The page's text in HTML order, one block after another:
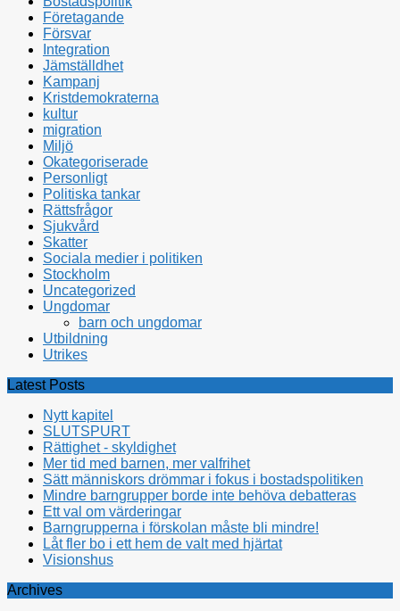
Företagande
Försvar
Integration
Jämställdhet
Kampanj
Kristdemokraterna
kultur
migration
Miljö
Okategoriserade
Personligt
Politiska tankar
Rättsfrågor
Sjukvård
Skatter
Sociala medier i politiken
Stockholm
Uncategorized
Ungdomar
barn och ungdomar
Utbildning
Utrikes
Latest Posts
Nytt kapitel
SLUTSPURT
Rättighet - skyldighet
Mer tid med barnen, mer valfrihet
Sätt människors drömmar i fokus i bostadspolitiken
Mindre barngrupper borde inte behöva debatteras
Ett val om värderingar
Barngrupperna i förskolan måste bli mindre!
Låt fler bo i ett hem de valt med hjärtat
Visionshus
Archives